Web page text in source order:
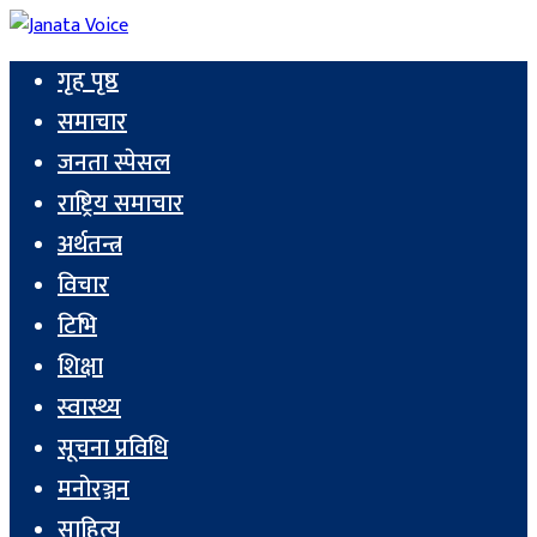
गृह पृष्ठ
समाचार
जनता स्पेसल
राष्ट्रिय समाचार
अर्थतन्त्र
विचार
टिभि
शिक्षा
स्वास्थ्य
सूचना प्रविधि
मनोरञ्जन